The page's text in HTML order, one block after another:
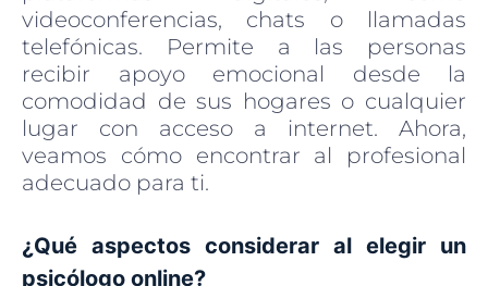
videoconferencias, chats o llamadas
telefónicas. Permite a las personas
recibir apoyo emocional desde la
comodidad de sus hogares o cualquier
lugar con acceso a internet. Ahora,
veamos cómo encontrar al profesional
adecuado para ti.
¿Qué aspectos considerar al elegir un
psicólogo online?